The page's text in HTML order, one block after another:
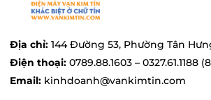
Địa chỉ: 144 Đường 53, Phường Tân
Điện thoại: 0789.88.1603 – 0327.61.1188
Email: kinhdoanh@vankimtin.com